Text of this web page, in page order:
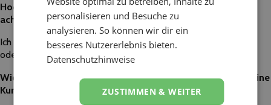
Hochzeit engagieren würdest, worauf würdest du dann
achten?
Ich hab auf meiner Hochzeit selbst aufgelegt. Das sagt alles,
oder?
Wie bereitest du einen Auftritt vor und wie beziehst du deine
Kunden dabei ein?
personalisieren und Besuche zu
analysieren. So können wir dir ein
besseres Nutzererlebnis bieten.
Datenschutzhinweise
ZUSTIMMEN & WEITER